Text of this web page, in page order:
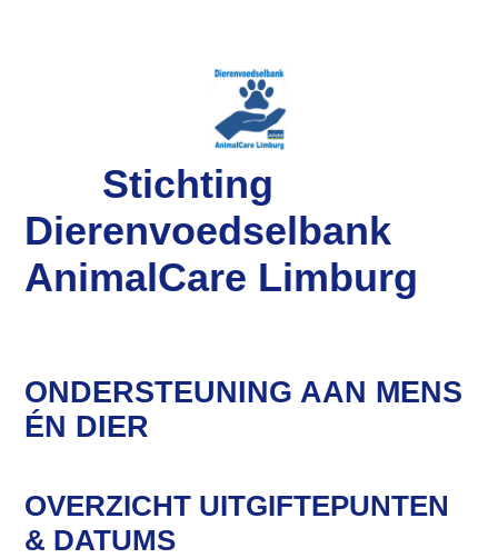
Stichting
Dierenvoedselbank
AnimalCare Limburg
ONDERSTEUNING AAN MENS
ÉN DIER
OVERZICHT UITGIFTEPUNTEN
& DATUMS